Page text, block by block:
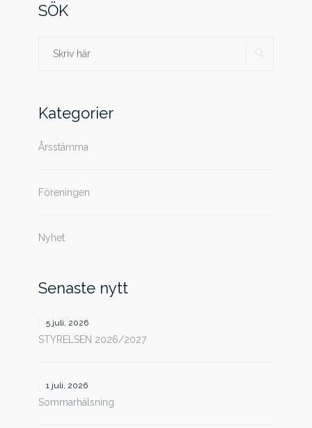
SÖK
Sök
Kategorier
Årsstämma
Föreningen
Nyhet
Senaste nytt
5 juli, 2026
STYRELSEN 2026/2027
1 juli, 2026
Sommarhälsning